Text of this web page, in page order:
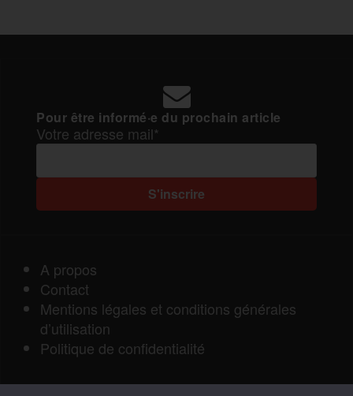
Pour être informé·e du prochain article
Votre adresse mail*
A propos
Contact
Mentions légales et conditions générales
d’utilisation
Politique de confidentialité